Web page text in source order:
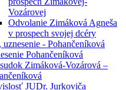
Vozárovej
Odvolanie Zimáková Agneša
v prospech svojej dcéry
uznesenie - Pohančeníková
Pohančeníková
Zimáková-Vozárová –
JUDr. Jurkoviča